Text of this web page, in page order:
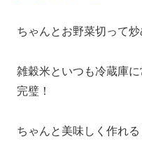
ちゃんとお野菜切って炒
雑穀米といつも冷蔵庫
完璧！
ちゃんと美味しく作れ